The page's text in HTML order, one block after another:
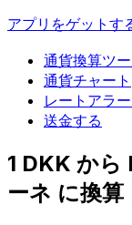
アプリをゲットす
通貨換算ツ
通貨チャート
レートアラー
送金する
1 DKK から
ーネ に換算